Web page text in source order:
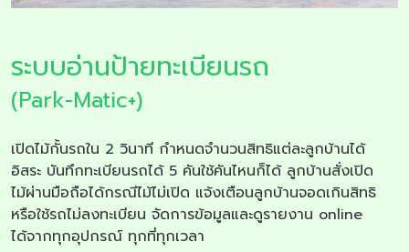
ระบบอ่านป้ายทะเบียนรถ
(Park-Matic+)
เปิดไม้กั้นรถใน 2 วินาที กำหนดจำนวนสิทธิแต่ละลูกบ้านได้
อิสระ บันทึกทะเบียนรถได้ 5 คันใช้คันไหนก็ได้ ลูกบ้านสั่งเปิด
ไม้ผ่านมือถือได้กรณีไม้ไม่เปิด แจ้งเตือนลูกบ้านจอดเกินสิทธิ
หรือใช้รถไม่ลงทะเบียน จัดการข้อมูลและดูรายงาน online
ได้จากทุกอุปกรณ์ ทุกที่ทุกเวลา